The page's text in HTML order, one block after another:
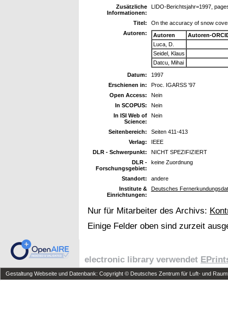
Zusätzliche
Informationen:
LIDO-Berichtsjahr=1997,
Titel:
On the accuracy of snow
Autoren:
Autoren
Autoren-
Luca, D.
Seidel, Klaus
Datcu, Mihai
Datum:
1997
Erschienen in:
Proc. IGARSS '97
Open Access:
Nein
In SCOPUS:
Nein
In ISI Web of
Science:
Nein
Seitenbereich:
Seiten 411-413
Verlag:
IEEE
DLR - Schwerpunkt:
NICHT SPEZIFIZIERT
DLR -
Forschungsgebiet:
keine Zuordnung
Standort:
andere
Institute &
Einrichtungen:
Deutsches
Nur für Mitarbeiter des Archivs:
Einige Felder oben sind zurzeit
electronic library verwendet
Gestaltung Webseite und Datenbank: Copyright © Deutsches Zentrum für Luft- und